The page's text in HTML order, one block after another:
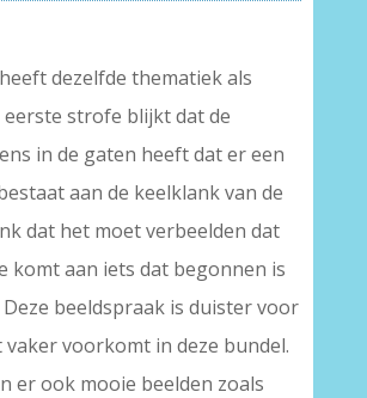
dezelfde thematiek als
eerste strofe blijkt dat de
in de gaten heeft dat er een
aan de keelklank van de
dat het moet verbeelden dat
komt aan iets dat begonnen is
Deze beeldspraak is duister voor
vaker voorkomt in deze bundel.
er ook mooie beelden zoals